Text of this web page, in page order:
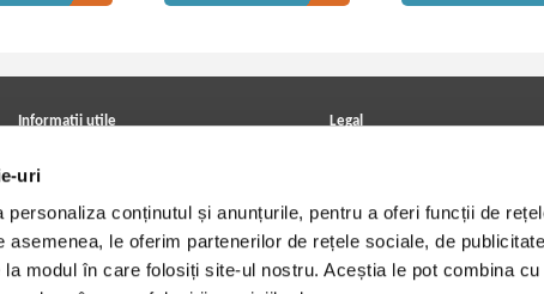
uri
personaliza conținutul și anunțurile, pentru a oferi funcții de
asemenea, le oferim partenerilor de rețele sociale, de
modul în care folosiți site-ul nostru. Aceștia le pot combina cu
Informatii utile
Achizitii viniluri, casete, CD/DVD
Cum cumpar?
Politica de livrare
Retur comenzi
Angajari - Cariere
Legal
Termeni si conditii
Utilizare cookie-uri